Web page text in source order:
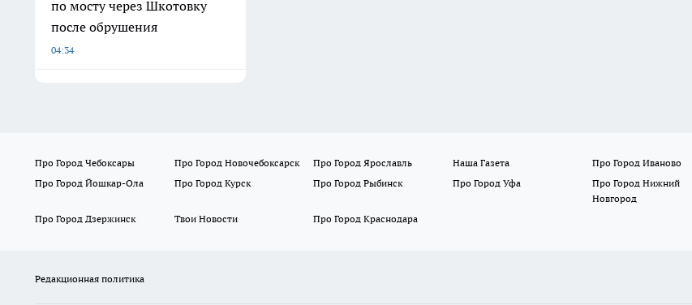
по мосту через Шкотовку
после обрушения
04:34
Про Город Чебоксары Про Город Новочебоксарск Про Город Ярославль Наша Газета
Про Город Иваново
Про Город Йошкар-Ола
Про Город Курск Про Город Рыбинск Про Город Уфа
Про Город Нижний
Новгород
Про Город Дзержинск
Твои Новости Про Город Краснодара
Редакционная политика